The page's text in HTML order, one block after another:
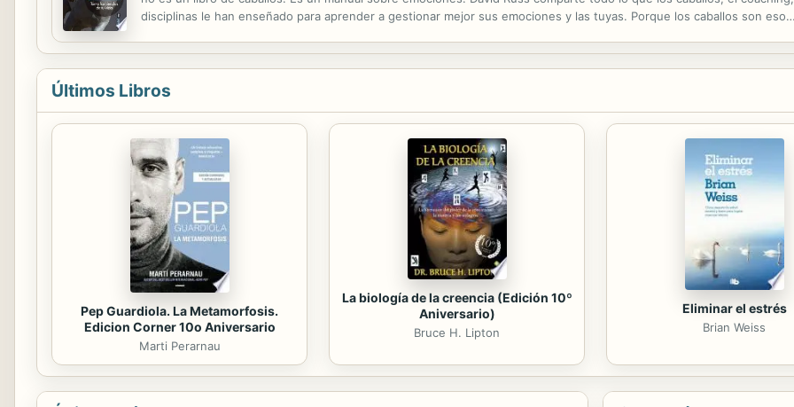
disciplinas le han enseñado para aprender a gestionar mejor sus emociones y las tuyas. Porque los caballos son
Últimos Libros
Pep Guardiola. La Metamorfosis.
Edicion Corner 10o Aniversario
Marti Perarnau
La biología de la creencia (Edición 10º
Aniversario)
Bruce H. Lipton
Eliminar el estrés
Brian Weiss